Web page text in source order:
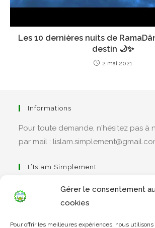
Gérer le consentement
cookies
Pour offrir les meilleures expériences, nous
Les 10 dernières nuits de
destin 🌙✨
2 mai 2021
Informations
Pour toute demande, n'hésitez pas à
par mail :
L’Islam Simplement